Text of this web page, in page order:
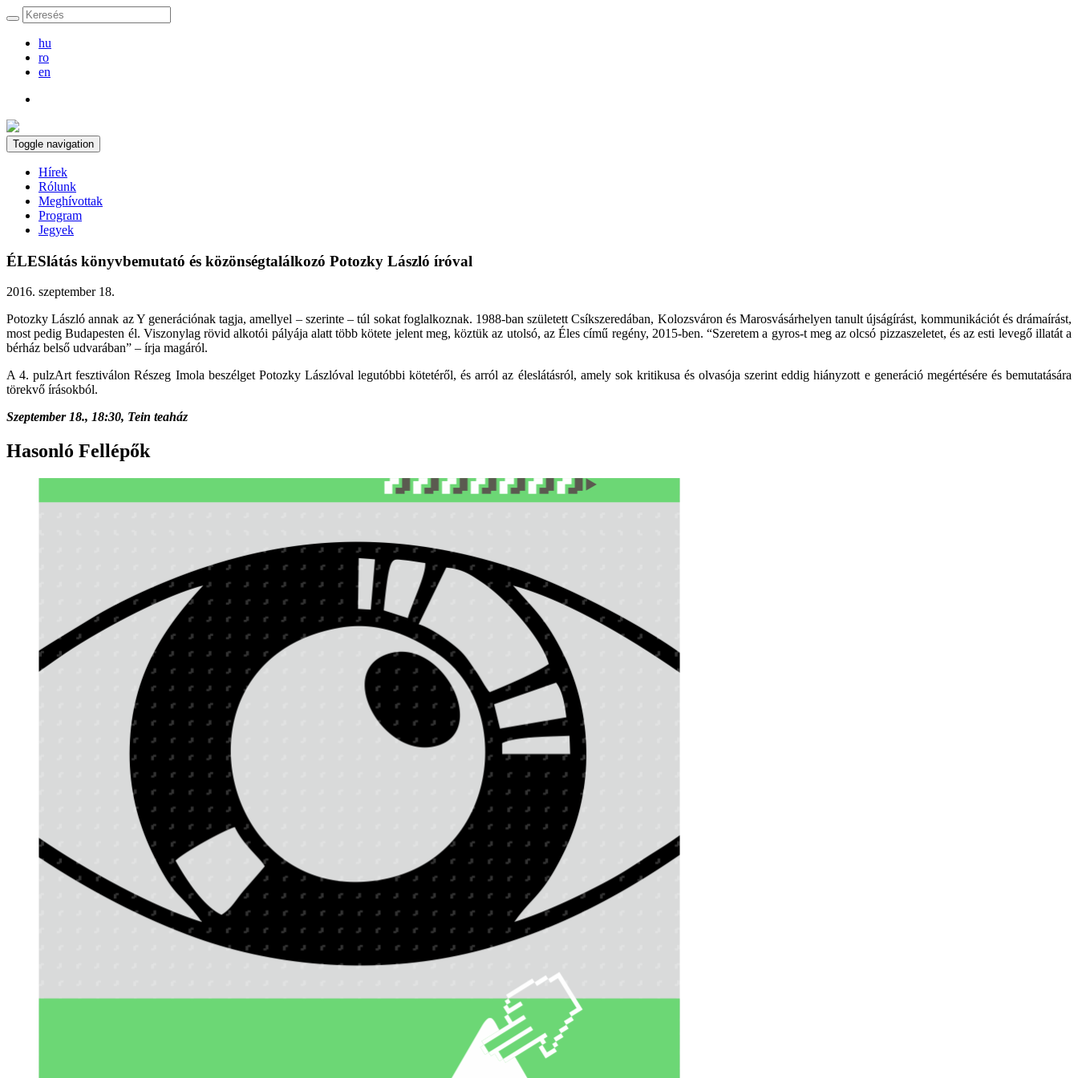
hu
ro
en
Toggle navigation
Hírek
Rólunk
Meghívottak
Program
Jegyek
ÉLESlátás könyvbemutató és közönségtalálkozó Potozky László íróval
2016. szeptember 18.
Potozky László annak az Y generációnak tagja, amellyel – szerinte – túl sokat foglalkoznak. 1988-ban született Csíkszeredában, Kolozsváron és Marosvásárhelyen tanult újságírást, kommunikációt és drámaírást,
most pedig Budapesten él. Viszonylag rövid alkotói pályája alatt több kötete jelent meg, köztük az utolsó, az Éles című regény, 2015-ben. “Szeretem a gyros-t meg az olcsó pizzaszeletet, és az esti levegő illatát a
bérház belső udvarában” – írja magáról.
A 4. pulzArt fesztiválon Részeg Imola beszélget Potozky Lászlóval legutóbbi kötetéről, és arról az éleslátásról, amely sok kritikusa és olvasója szerint eddig hiányzott e generáció megértésére és bemutatására
törekvő írásokból.
Szeptember 18., 18:30, Tein teaház
Hasonló Fellépők